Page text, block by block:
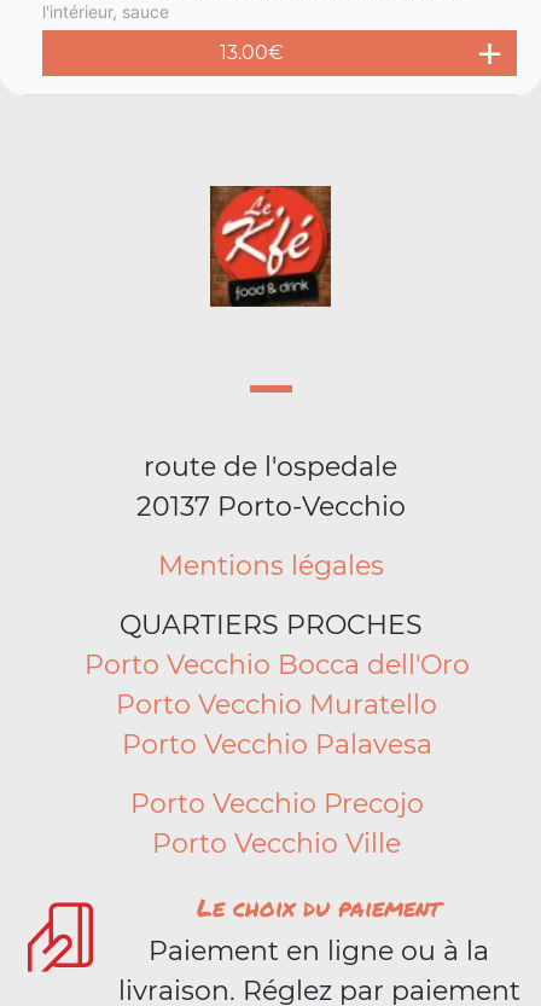
l'intérieur, sauce
13.00€
route de l'ospedale
20137 Porto-Vecchio
Mentions légales
QUARTIERS PROCHES
Porto Vecchio Bocca dell'Oro
Porto Vecchio Muratello
Porto Vecchio Palavesa
Porto Vecchio Precojo
Porto Vecchio Ville
Le choix du paiement
Paiement en ligne ou à la
livraison. Réglez par paiement